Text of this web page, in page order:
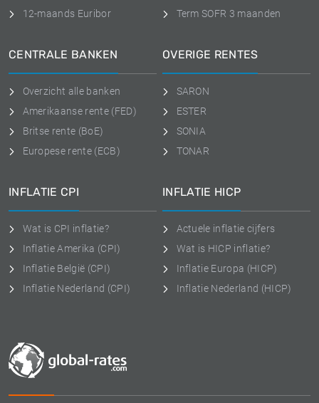
12-maands Euribor
Term SOFR 3 maanden
CENTRALE BANKEN
Overzicht alle banken
Amerikaanse rente (FED)
Britse rente (BoE)
Europese rente (ECB)
OVERIGE RENTES
SARON
ESTER
SONIA
TONAR
INFLATIE CPI
Wat is CPI inflatie?
Inflatie Amerika (CPI)
Inflatie België (CPI)
Inflatie Nederland (CPI)
INFLATIE HICP
Actuele inflatie cijfers
Wat is HICP inflatie?
Inflatie Europa (HICP)
Inflatie Nederland (HICP)